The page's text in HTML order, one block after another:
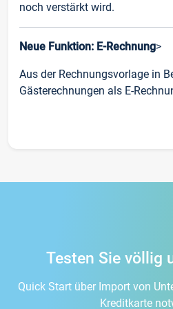
noch verstärkt wird.
Neue Funktion: E-Rechnung>
Aus der Rechnungsvorlage in
Gästerechnungen als E-
Testen Sie völlig
Quick Start über Import von
Kreditkarte